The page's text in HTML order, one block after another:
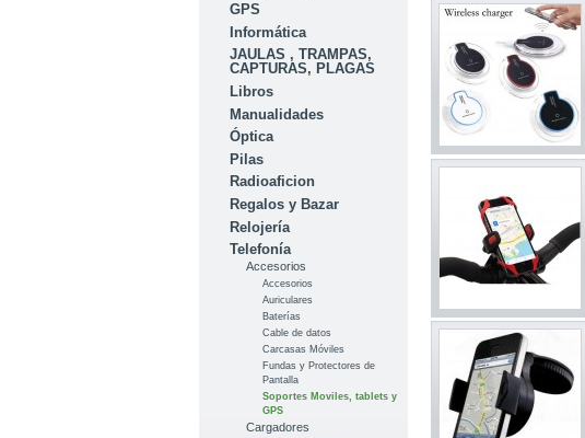
GPS
Informática
JAULAS , TRAMPAS,
CAPTURAS, PLAGAS
Libros
Manualidades
Óptica
Pilas
Radioaficion
Regalos y Bazar
Relojería
Telefonía
Accesorios
Accesorios
Auriculares
Baterías
Cable de datos
Carcasas Móviles
Fundas y Protectores de
Pantalla
Soportes Moviles, tablets y
GPS
Cargadores